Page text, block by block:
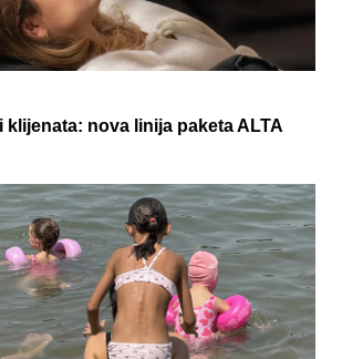
klijenata: nova linija paketa ALTA